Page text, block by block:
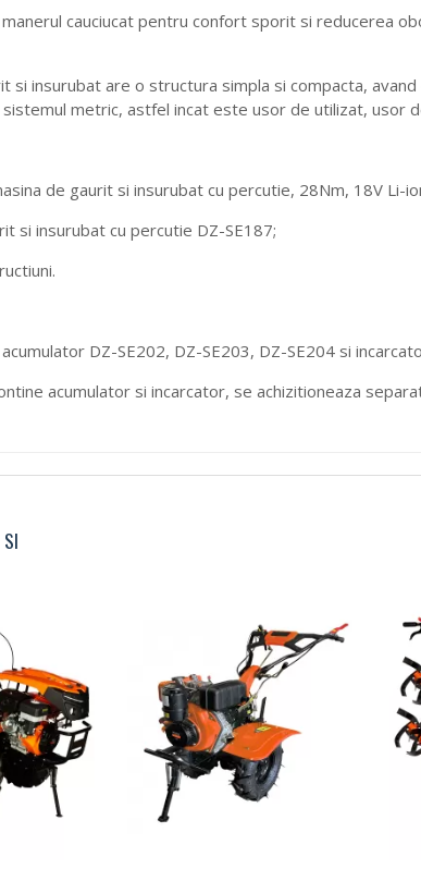
manerul cauciucat pentru confort sporit si reducerea
si insurubat are o structura simpla si compacta,
metric, astfel incat este usor de utilizat, usor
de gaurit si insurubat cu percutie, 28Nm, 18V Li-
si insurubat cu percutie DZ-SE187;
DZ-SE202, DZ-SE203, DZ-SE204 si
acumulator si incarcator, se achizitioneaza